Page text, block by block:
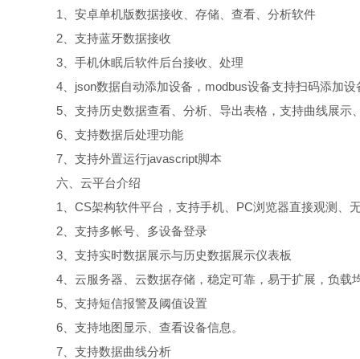
1、安卓单机版数据接收、存储、查看、分析软件
2、支持蓝牙数据接收
3、手机休眠后软件后台接收、处理
4、json数据自动添加设备，modbus设备支持扫码添加设
5、支持历史数据查看、分析、导出表格，支持曲线展示
6、支持数据后处理功能
7、支持外置运行javascript脚本
六、云平台介绍
1、CS架构软件平台，支持手机、PC浏览器直接观测、
2、支持多帐号、多设备登录
3、支持实时数据展示与历史数据展示仪表板
4、云服务器、云数据存储，稳定可靠，易于扩展，负载
5、支持短信报警及阈值设置
6、支持地图显示、查看设备信息。
7、支持数据曲线分析